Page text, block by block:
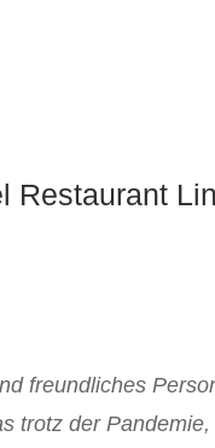
Restaurant
freundliches
trotz der